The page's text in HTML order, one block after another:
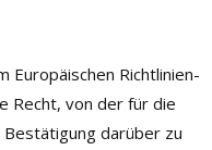
Europäischen Richtlinien-
Recht, von der für die
darüber zu